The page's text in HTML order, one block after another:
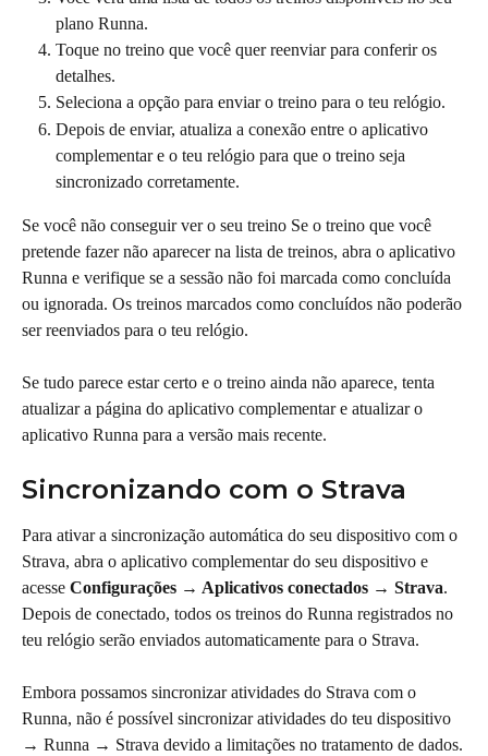
plano Runna.
Toque no treino que você quer reenviar para conferir os
detalhes.
Seleciona a opção para enviar o treino para o teu relógio.
Depois de enviar, atualiza a conexão entre o aplicativo
complementar e o teu relógio para que o treino seja
sincronizado corretamente.
Se você não conseguir ver o seu treino Se o treino que você
pretende fazer não aparecer na lista de treinos, abra o aplicativo
Runna e verifique se a sessão não foi marcada como concluída
ou ignorada. Os treinos marcados como concluídos não poderão
ser reenviados para o teu relógio.
Se tudo parece estar certo e o treino ainda não aparece, tenta
atualizar a página do aplicativo complementar e atualizar o
aplicativo Runna para a versão mais recente.
Sincronizando com o Strava
Para ativar a sincronização automática do seu dispositivo com o
Strava, abra o aplicativo complementar do seu dispositivo e
acesse Configurações → Aplicativos conectados → Strava.
Depois de conectado, todos os treinos do Runna registrados no
teu relógio serão enviados automaticamente para o Strava.
Embora possamos sincronizar atividades do Strava com o
Runna, não é possível sincronizar atividades do teu dispositivo
→ Runna → Strava devido a limitações no tratamento de dados.